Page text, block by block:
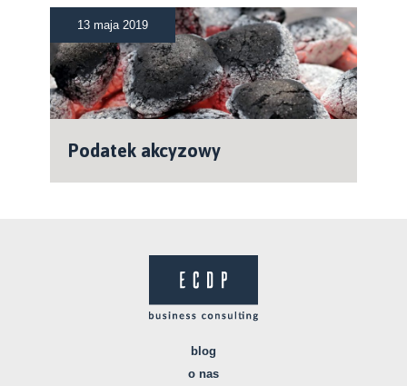
13 maja 2019
Podatek akcyzowy
blog
o nas